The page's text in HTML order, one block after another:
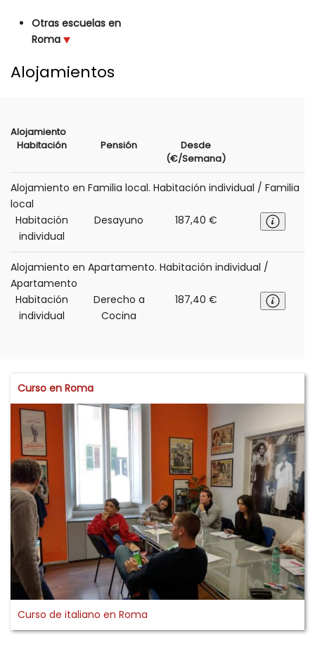
Otras escuelas en
Roma
Alojamientos
Alojamiento
Habitación
Pensión
Desde
(€/Semana)
Alojamiento en Familia local. Habitación individual / Familia
local
Habitación
individual
Desayuno 187,40 €
Alojamiento en Apartamento. Habitación individual /
Apartamento
Habitación
individual
Derecho a
Cocina
187,40 €
Curso en Roma
Curso de italiano en Roma